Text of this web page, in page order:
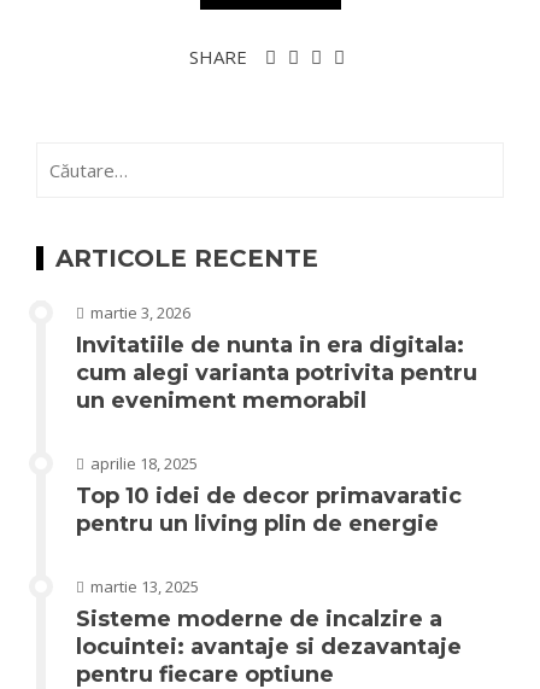
SHARE
după:
ARTICOLE RECENTE
martie 3, 2026
Invitatiile de nunta in era digitala:
cum alegi varianta potrivita pentru
un eveniment memorabil
aprilie 18, 2025
Top 10 idei de decor primavaratic
pentru un living plin de energie
martie 13, 2025
Sisteme moderne de incalzire a
locuintei: avantaje si dezavantaje
pentru fiecare optiune